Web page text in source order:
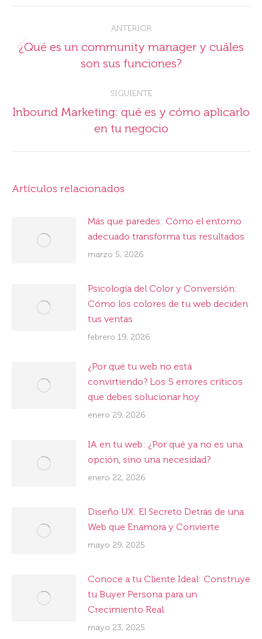
Navegación
entre
publicaciones
ANTERIOR
Publicación
anterior:
¿Qué es un community manager y cuáles
son sus funciones?
SIGUIENTE
Publicación
siguiente:
Inbound Marketing: qué es y cómo aplicarlo
en tu negocio
Artículos relacionados
Más que paredes: Cómo el entorno
adecuado transforma tus resultados
marzo 5, 2026
Psicología del Color y Conversión:
Cómo los colores de tu web deciden
tus ventas
febrero 19, 2026
¿Por qué tu web no está
convirtiendo? Los 5 errores críticos
que debes solucionar hoy
enero 29, 2026
IA en tu web: ¿Por qué ya no es una
opción, sino una necesidad?
enero 22, 2026
Diseño UX: El Secreto Detrás de una
Web que Enamora y Convierte
mayo 29, 2025
Conoce a tu Cliente Ideal: Construye
tu Buyer Persona para un
Crecimiento Real.
mayo 23, 2025